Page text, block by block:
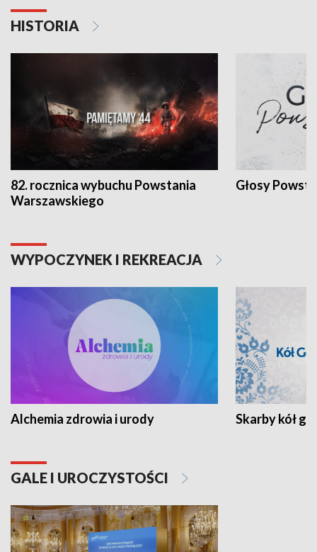
HISTORIA
82. rocznica wybuchu Powstania
Warszawskiego
Głosy
WYPOCZYNEK I REKREACJA
Alchemia zdrowia i urody Skarby kół
GALE I UROCZYSTOŚCI